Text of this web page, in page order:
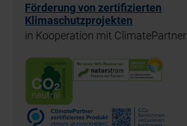
Förderung von zertifizierten
Klimaschutzprojekten
in Kooperation mit ClimatePartner.